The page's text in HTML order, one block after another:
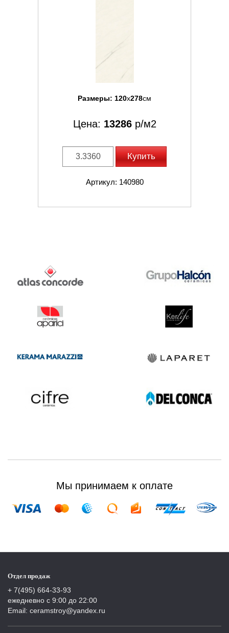
Размеры: 120x278см
Цена: 13286р/м2
Купить
Артикул: 140980
Мы принимаем к оплате
Отдел продаж
+ 7(495) 664-33-93
ежедневно с 9:00 до 22:00
Email: ceramstroy@yandex.ru